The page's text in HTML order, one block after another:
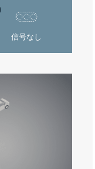
信号なし